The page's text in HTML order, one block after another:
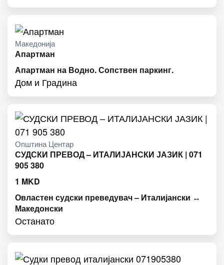
Македонија
Апартман
Апартман на Водно. Сопствен паркинг.
Дом и Градина
Општина Центар
СУДСКИ ПРЕВОД – ИТАЛИЈАНСКИ ЈАЗИК | 071
905 380
1 MKD
Овластен судски преведувач – Италијански ↔
Македонски
Останато